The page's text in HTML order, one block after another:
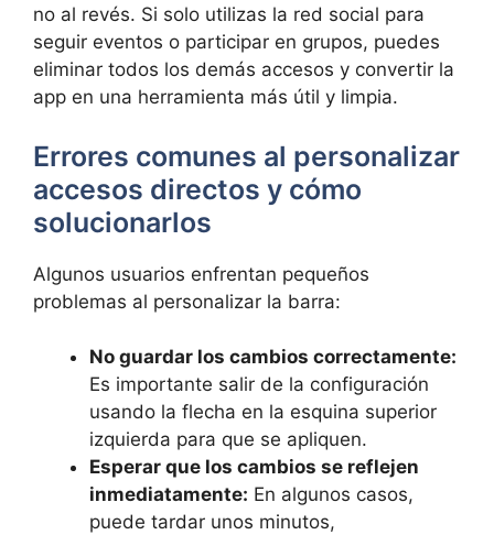
no al revés. Si solo utilizas la red social para
seguir eventos o participar en grupos, puedes
eliminar todos los demás accesos y convertir la
app en una herramienta más útil y limpia.
Errores comunes al personalizar
accesos directos y cómo
solucionarlos
Algunos usuarios enfrentan pequeños
problemas al personalizar la barra:
No guardar los cambios correctamente:
Es importante salir de la configuración
usando la flecha en la esquina superior
izquierda para que se apliquen.
Esperar que los cambios se reflejen
inmediatamente: En algunos casos,
puede tardar unos minutos,